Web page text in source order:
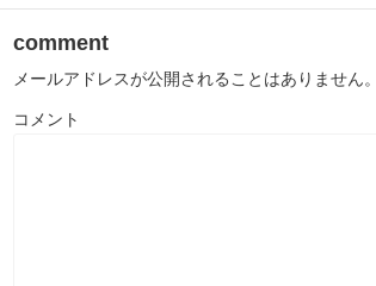
comment
メールアドレスが公開されることはありません。
コメント